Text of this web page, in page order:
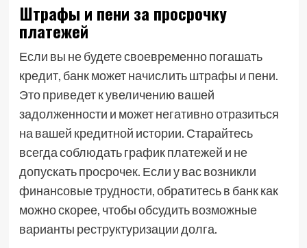
Штрафы и пени за просрочку
платежей
Если вы не будете своевременно погашать
кредит, банк может начислить штрафы и пени.
Это приведет к увеличению вашей
задолженности и может негативно отразиться
на вашей кредитной истории. Старайтесь
всегда соблюдать график платежей и не
допускать просрочек. Если у вас возникли
финансовые трудности, обратитесь в банк как
можно скорее, чтобы обсудить возможные
варианты реструктуризации долга.